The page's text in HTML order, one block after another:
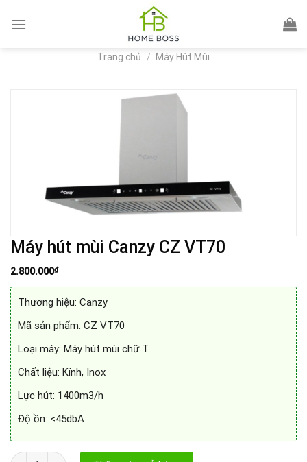
Trang chủ / Máy Hút Mùi
Máy hút mùi Canzy CZ VT70
2.800.000₫
Thương hiệu: Canzy
Mã sản phẩm: CZ VT70
Loại máy: Máy hút mùi chữ T
Chất liệu: Kính, Inox
Lực hút: 1400m3/h
Độ ồn: <45dbA
Máy hút mùi Canzy CZ VT70 số lượng